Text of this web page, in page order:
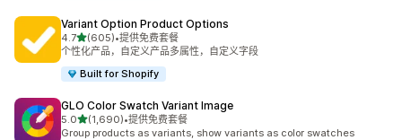
Variant Option Product Options
4.7星（满分 5 星）
(605)
总共 605 条评论
•提供免费套餐
个性化产品，自定义产品多属性，自定义字段
Built for Shopify
GLO Color Swatch Variant Image
5.0星（满分 5 星）
(1,690)
总共 1690 条评论
•提供免费套餐
Group products as variants, show variants as color swatches